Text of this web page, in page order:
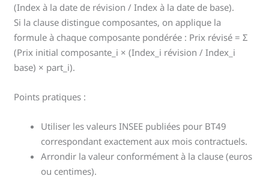
(Index à la date de révision / Index à la date de base).
Si la clause distingue composantes, on applique la
formule à chaque composante pondérée : Prix révisé = Σ
(Prix initial composante_i × (Index_i révision / Index_i
base) × part_i).
Points pratiques :
Utiliser les valeurs INSEE publiées pour BT49
correspondant exactement aux mois contractuels.
Arrondir la valeur conformément à la clause (euros
ou centimes).